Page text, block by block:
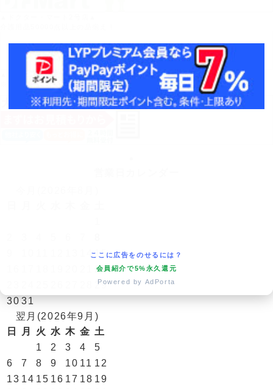
▲Yahoo!ポイントがたまる！▲
※Yahoo!店では医療機器の取り扱いはありません。
1415
22
29
30 31
翌月(2026年9月)
日
月 火 水 木 金 土
1
2 3 4
5
6
7 8 9 10 11 12
13 14 15 16 17 18 19
ここに広告をのせるには？
会員紹介で5%永久還元
Powered by AdPorta